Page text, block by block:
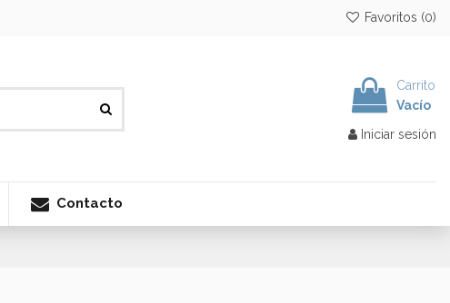
Favoritos (0)
Carrito
Vacío
Iniciar sesión
Contacto